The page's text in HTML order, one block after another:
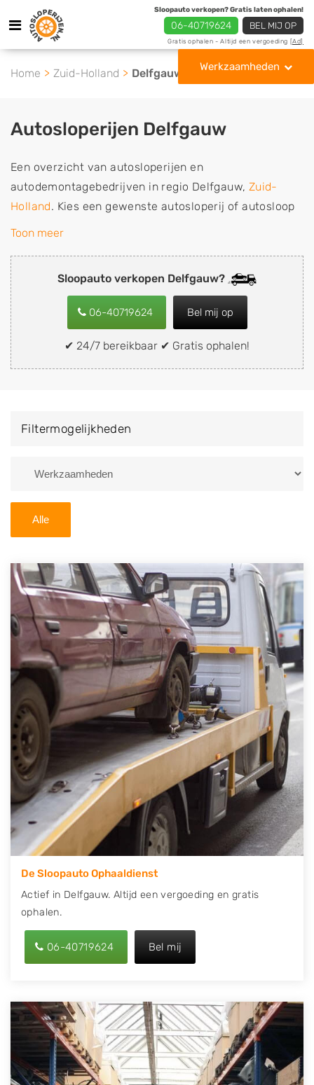
Sloopauto verkopen? Gratis laten ophalen!
06-40719624 BEL MIJ OP
Gratis ophalen - Altijd een vergoeding [Ad]
Werkzaamheden
Home Zuid-Holland Delfgauw
Sloopauto verkopen Delfgauw?
06-40719624 Bel mij op
✔ 24/7 bereikbaar ✔ Gratis ophalen!
Autosloperijen Delfgauw
Een overzicht van autosloperijen en
autodemontagebedrijven in regio Delfgauw, Zuid-
Holland. Kies een gewenste autosloperij of autosloop
uit de lijst die gespecialiseerd is in de verkoop van
de inkoop van sloopauto's, schadeauto's en
tweedehands auto's (ook zonder apk keuring). Wilt u
uw auto, camper, vrachtwagen, motor of brommobiel
snel en eenvoudig verkopen aan een
demontagebedrijf in de buurt, deze zelf wegbrengen
naar de sloop of deze liever laten ophalen op een
van Delfgauw en ontvang een vergoeding voor uw
Zoekt u liever naar een sloperij in een andere plaats of
U kunt er ook voor kiezen om direct uw sloopauto te
verkopen en op te laten halen door de Sloopauto
Ophaaldienst van Autosloperijen.nl. Wij kunnen uw
auto gratis ophalen in Delfgauw. Neem telefonisch
contact op of maak een terugbelafspraak. Wilt u
direct een tweedehands auto onderdelen offerte
aanvragen? Dat kan via de Onderdelenlijn! Vul uw
kenteken in en druk op verzenden.
Wij kunnen u helpen met de inkoop van auto's van
eigenlijk alle merken, zoals Alfa Romeo, Audi, BMW,
Chevrolet, Citroën, Dacia, Fiat, Ford, Honda, Hyundai,
Kia, Mazda, Mercedes Benz, Mitsubishi, Nissan, Opel,
Peugeot, Porsche, Renault, Seat, Skoda, Suzuki, Tesla,
Toyota, Volkswagen en Volvo.
Toon meer
Filtermogelijkheden
Alle
De Sloopauto Ophaaldienst
Actief in Delfgauw. Altijd een vergoeding en gratis
ophalen.
06-40719624 Bel mij